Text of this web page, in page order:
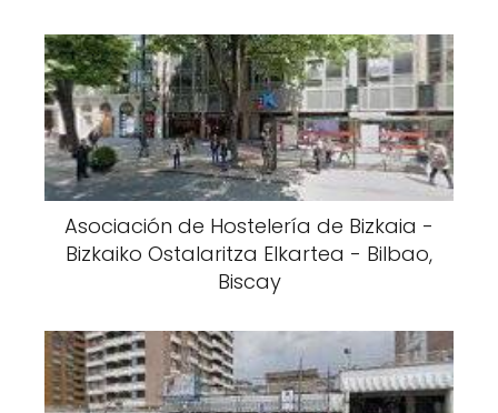
Asociación de Hostelería de Bizkaia -
Bizkaiko Ostalaritza Elkartea - Bilbao,
Biscay